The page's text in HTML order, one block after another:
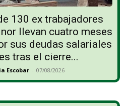
130 ex trabajadores
llevan cuatro meses
sus deudas salariales
tras el cierre...
Escobar - 07/08/2026